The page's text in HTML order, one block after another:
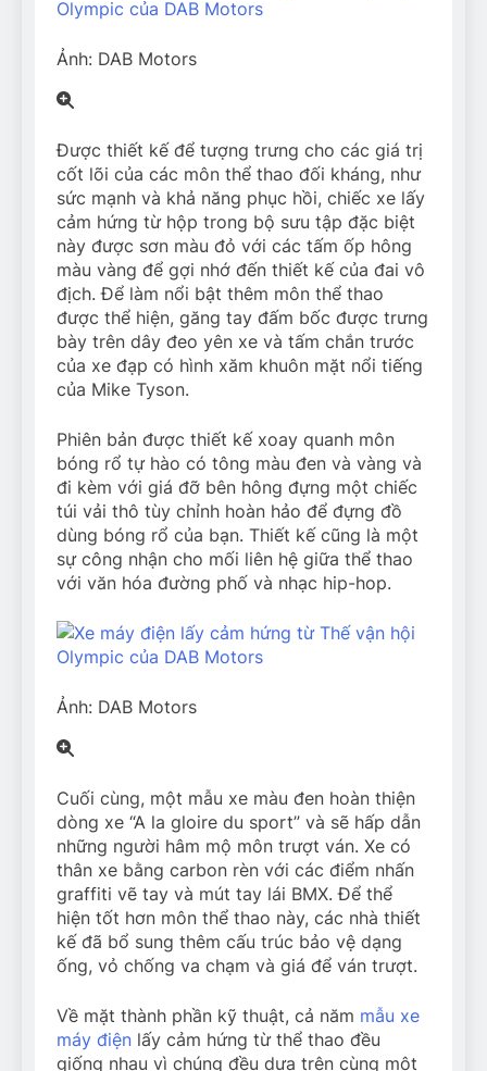
Ảnh: DAB Motors
Được thiết kế để tượng trưng cho các giá trị
cốt lõi của các môn thể thao đối kháng, như
sức mạnh và khả năng phục hồi, chiếc xe lấy
cảm hứng từ hộp trong bộ sưu tập đặc biệt
này được sơn màu đỏ với các tấm ốp hông
màu vàng để gợi nhớ đến thiết kế của đai vô
địch. Để làm nổi bật thêm môn thể thao
được thể hiện, găng tay đấm bốc được trưng
bày trên dây đeo yên xe và tấm chắn trước
của xe đạp có hình xăm khuôn mặt nổi tiếng
của Mike Tyson.
Phiên bản được thiết kế xoay quanh môn
bóng rổ tự hào có tông màu đen và vàng và
đi kèm với giá đỡ bên hông đựng một chiếc
túi vải thô tùy chỉnh hoàn hảo để đựng đồ
dùng bóng rổ của bạn. Thiết kế cũng là một
sự công nhận cho mối liên hệ giữa thể thao
với văn hóa đường phố và nhạc hip-hop.
Ảnh: DAB Motors
Cuối cùng, một mẫu xe màu đen hoàn thiện
dòng xe “A la gloire du sport” và sẽ hấp dẫn
những người hâm mộ môn trượt ván. Xe có
thân xe bằng carbon rèn với các điểm nhấn
graffiti vẽ tay và mút tay lái BMX. Để thể
hiện tốt hơn môn thể thao này, các nhà thiết
kế đã bổ sung thêm cấu trúc bảo vệ dạng
ống, vỏ chống va chạm và giá để ván trượt.
Về mặt thành phần kỹ thuật, cả năm mẫu xe
máy điện lấy cảm hứng từ thể thao đều
giống nhau vì chúng đều dựa trên cùng một